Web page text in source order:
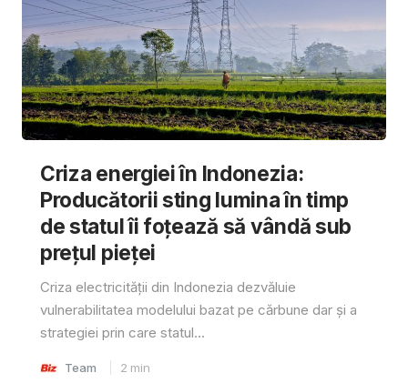
Criza energiei în Indonezia:
Producătorii sting lumina în timp
de statul îi foțează să vândă sub
prețul pieței
Criza electricității din Indonezia dezvăluie
vulnerabilitatea modelului bazat pe cărbune dar și a
strategiei prin care statul...
Team 2 min